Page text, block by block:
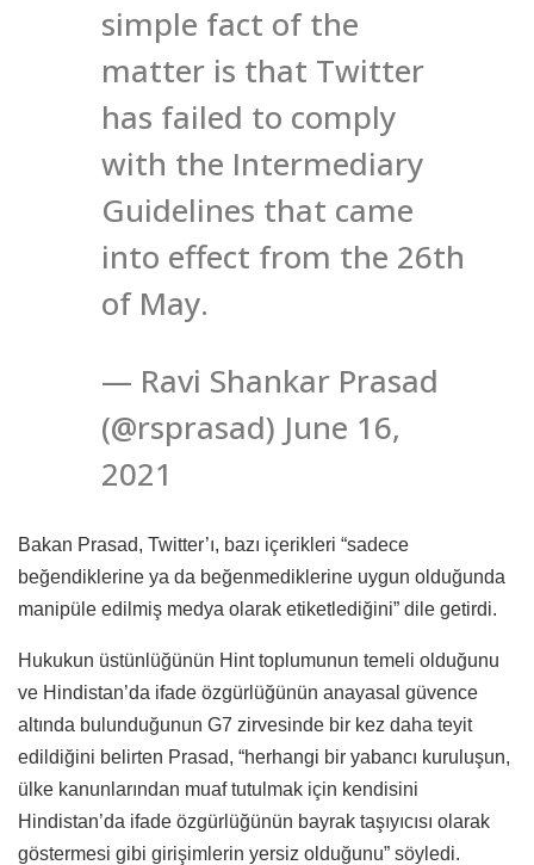
simple fact of the
matter is that Twitter
has failed to comply
with the Intermediary
Guidelines that came
into effect from the 26th
of May.
— Ravi Shankar Prasad
(@rsprasad) June 16,
2021
Bakan Prasad, Twitter’ı, bazı içerikleri “sadece
beğendiklerine ya da beğenmediklerine uygun olduğunda
manipüle edilmiş medya olarak etiketlediğini” dile getirdi.
Hukukun üstünlüğünün Hint toplumunun temeli olduğunu
ve Hindistan’da ifade özgürlüğünün anayasal güvence
altında bulunduğunun G7 zirvesinde bir kez daha teyit
edildiğini belirten Prasad, “herhangi bir yabancı kuruluşun,
ülke kanunlarından muaf tutulmak için kendisini
Hindistan’da ifade özgürlüğünün bayrak taşıyıcısı olarak
göstermesi gibi girişimlerin yersiz olduğunu” söyledi.